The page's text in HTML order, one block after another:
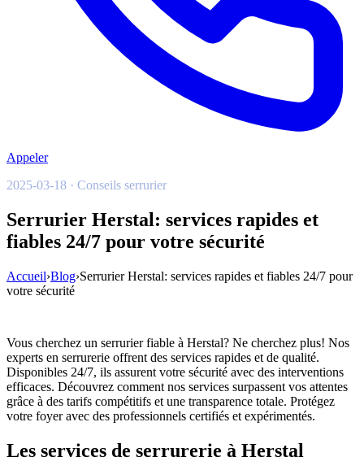
Appeler
2025-03-18 · Conseils serrurier
Serrurier Herstal: services rapides et
fiables 24/7 pour votre sécurité
Accueil›Blog›Serrurier Herstal: services rapides et fiables 24/7 pour
votre sécurité
Vous cherchez un serrurier fiable à Herstal? Ne cherchez plus! Nos
experts en serrurerie offrent des services rapides et de qualité.
Disponibles 24/7, ils assurent votre sécurité avec des interventions
efficaces. Découvrez comment nos services surpassent vos attentes
grâce à des tarifs compétitifs et une transparence totale. Protégez
votre foyer avec des professionnels certifiés et expérimentés.
Les services de serrurerie à Herstal